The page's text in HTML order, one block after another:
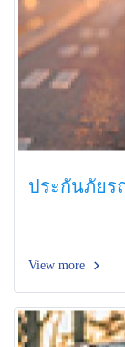
ประกันภัยร
View more